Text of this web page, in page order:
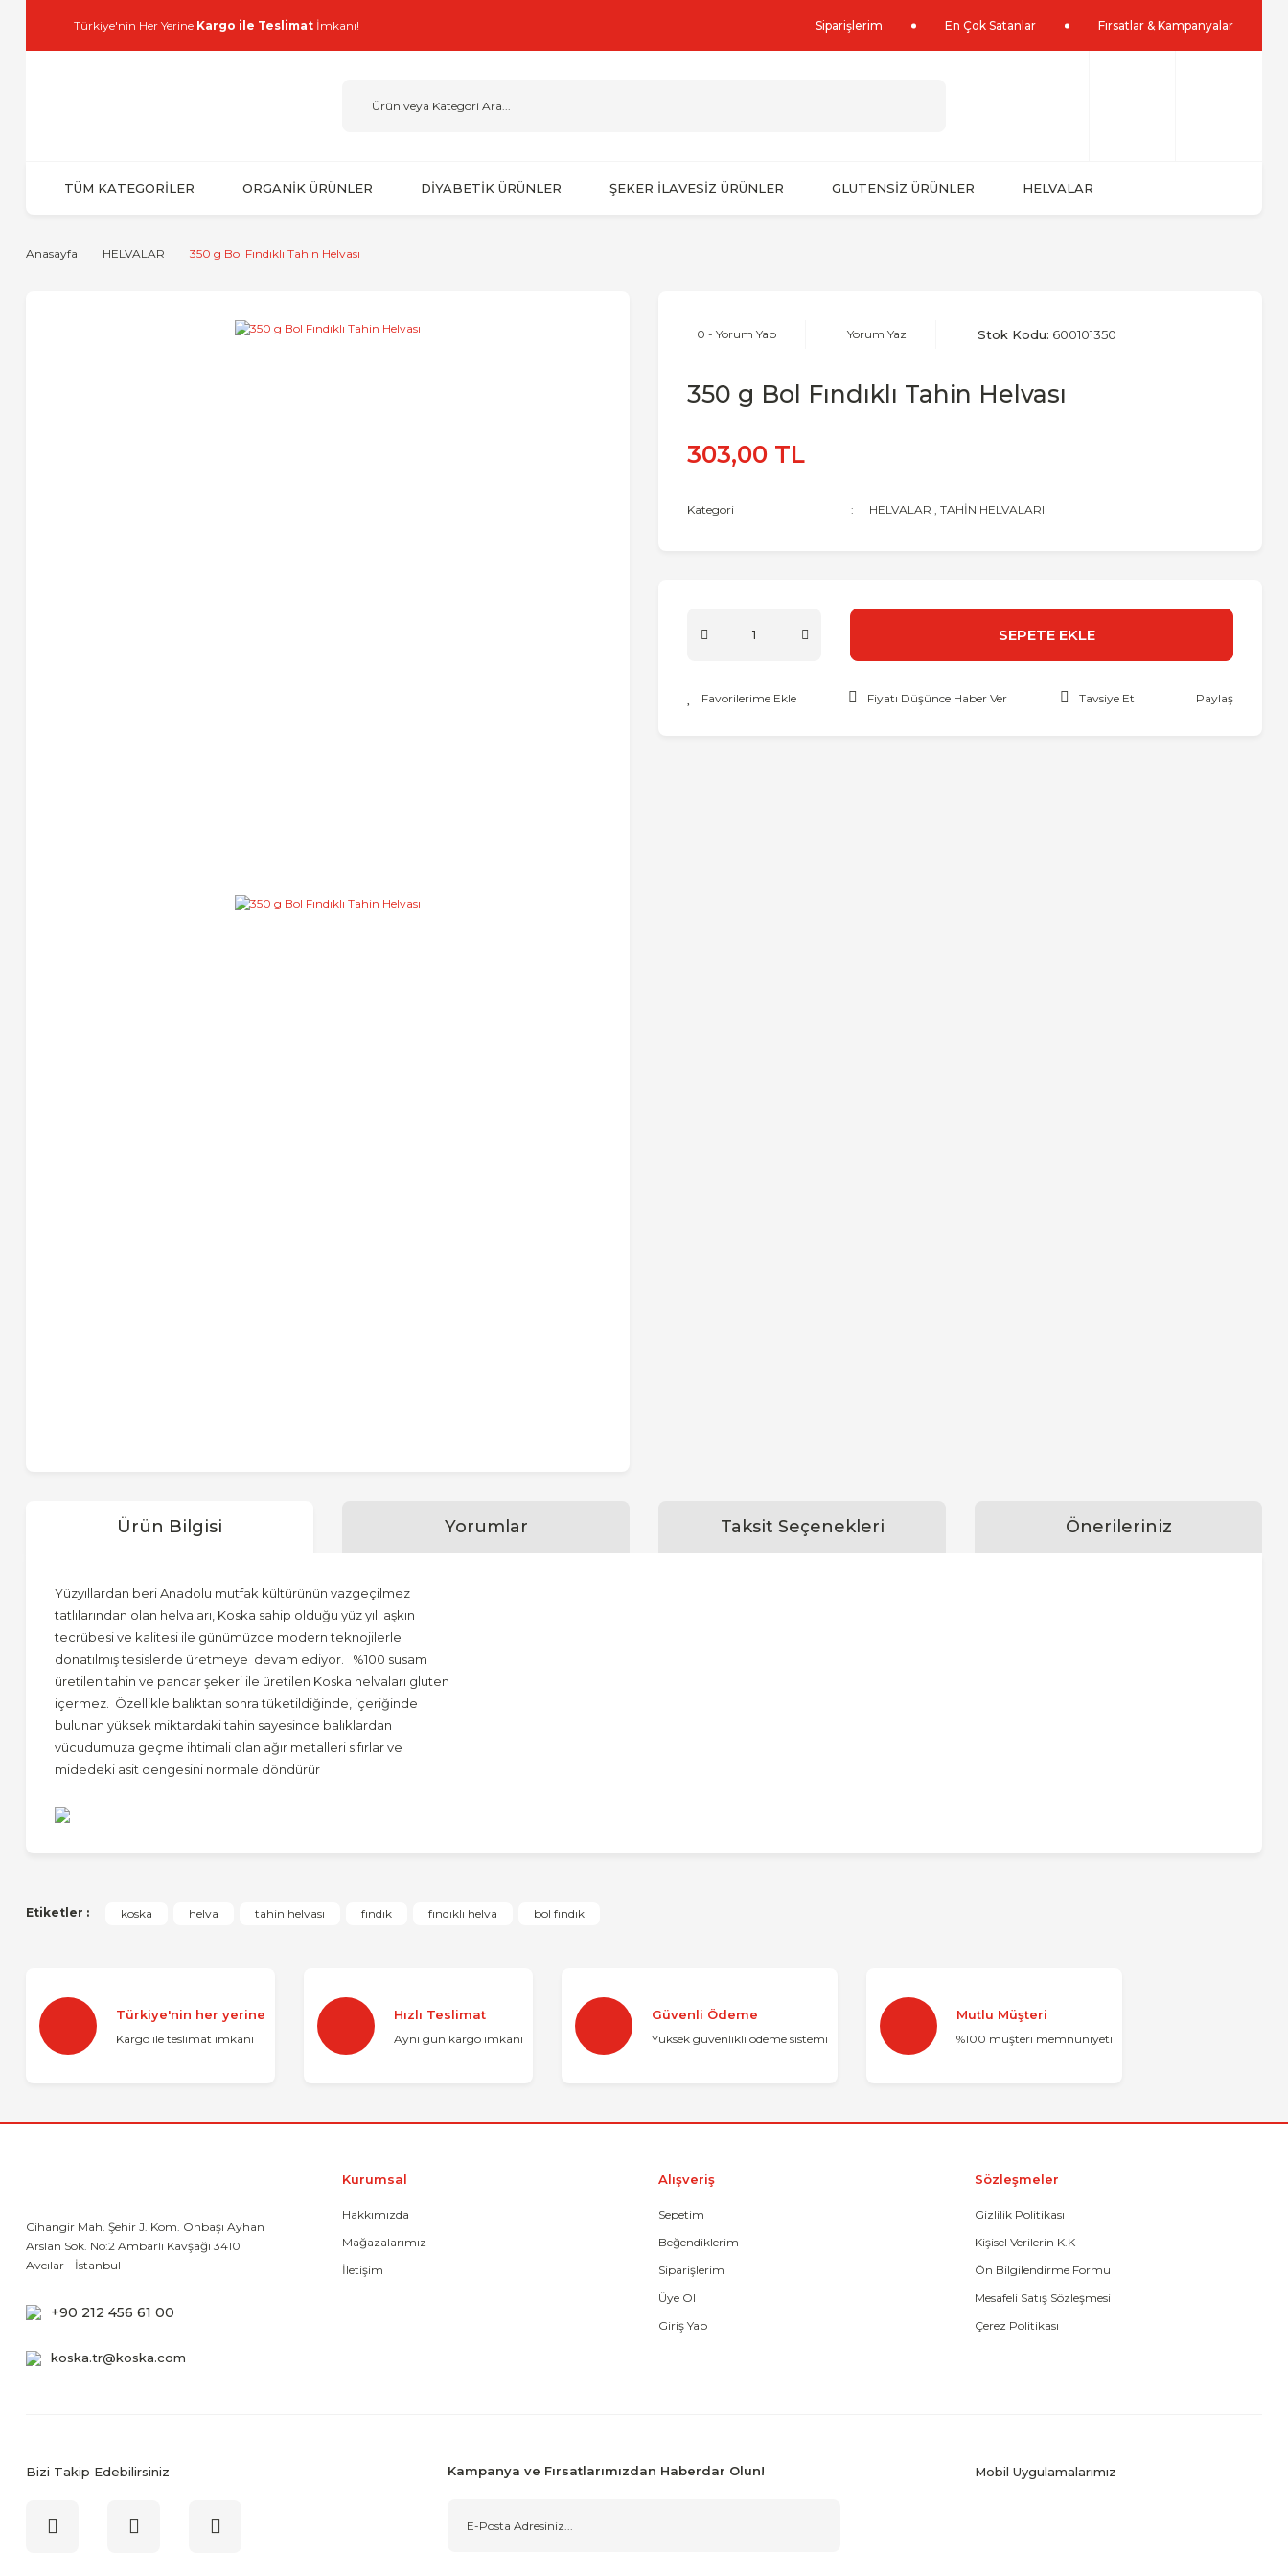
Türkiye'nin Her Yerine Kargo ile Teslimat İmkanı! Siparişlerim En Çok Satanlar Fırsatlar & Kampanyalar
TÜM KATEGORİLER ORGANİK ÜRÜNLER DİYABETİK ÜRÜNLER ŞEKER İLAVESİZ ÜRÜNLER GLUTENSİZ ÜRÜNLER HELVALAR
Anasayfa HELVALAR 350 g Bol Fındıklı Tahin Helvası
0 - Yorum Yap Yorum Yaz Stok Kodu: 600101350
350 g Bol Fındıklı Tahin Helvası
303,00 TL
Kategori HELVALAR , TAHİN HELVALARI
SEPETE EKLE
Fiyatı Düşünce Haber Ver Tavsiye Et Paylaş
Ürün Bilgisi Yorumlar Taksit Seçenekleri Önerileriniz
Yüzyıllardan beri Anadolu mutfak kültürünün vazgeçilmez
tatlılarından olan helvaları, Koska sahip olduğu yüz yılı aşkın
tecrübesi ve kalitesi ile günümüzde modern teknojilerle
donatılmış tesislerde üretmeye devam ediyor. %100 susam
üretilen tahin ve pancar şekeri ile üretilen Koska helvaları gluten
içermez. Özellikle balıktan sonra tüketildiğinde, içeriğinde
bulunan yüksek miktardaki tahin sayesinde balıklardan
vücudumuza geçme ihtimali olan ağır metalleri sıfırlar ve
midedeki asit dengesini normale döndürür
Görüş ve önerileriniz için teşekkür ederiz.
Ürün açıklamasında eksik bilgiler bulunuyor.
Ürün bilgilerinde hatalar bulunuyor.
Etiketler : koska helva tahin helvası fındık fındıklı helva bol fındık
Türkiye'nin her yerine
Kargo ile teslimat imkanı
Hızlı Teslimat
Aynı gün kargo imkanı
Güvenli Ödeme
Yüksek güvenlikli ödeme sistemi
Mutlu Müşteri
%100 müşteri memnuniyeti
Cihangir Mah. Şehir J. Kom. Onbaşı Ayhan
Arslan Sok. No:2 Ambarlı Kavşağı 3410
Avcılar - İstanbul
+90 212 456 61 00
koska.tr@koska.com
Kurumsal
Hakkımızda
Mağazalarımız
İletişim
Alışveriş
Sepetim
Beğendiklerim
Siparişlerim
Üye Ol
Giriş Yap
Sözleşmeler
Gizlilik Politikası
Kişisel Verilerin K.K
Ön Bilgilendirme Formu
Mesafeli Satış Sözleşmesi
Çerez Politikası
Bizi Takip Edebilirsiniz Kampanya ve Fırsatlarımızdan Haberdar Olun! Mobil Uygulamalarımız